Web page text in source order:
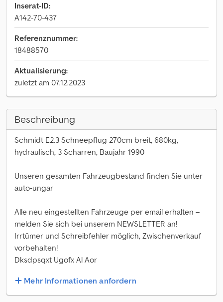
Inserat-ID:
A142-70-437
Referenznummer:
18488570
Aktualisierung:
zuletzt am 07.12.2023
Beschreibung
Schmidt E2.3 Schneepflug 270cm breit, 680kg,
hydraulisch, 3 Scharren, Baujahr 1990
Unseren gesamten Fahrzeugbestand finden Sie unter
auto-ungar
Alle neu eingestellten Fahrzeuge per email erhalten –
melden Sie sich bei unserem NEWSLETTER an!
Irrtümer und Schreibfehler möglich, Zwischenverkauf
vorbehalten!
Dksdpsqxt Ugofx Al Aor
Mehr Informationen anfordern